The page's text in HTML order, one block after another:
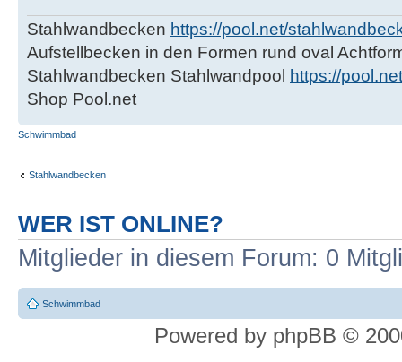
Stahlwandbecken https://pool.net/
Aufstellbecken in den Formen rund oval
Stahlwandbecken Stahlwandpool https://
Shop Pool.net
Schwimmbad
Stahlwandbecken
WER IST ONLINE?
Mitglieder in diesem Forum: 0
Schwimmbad
Powered by phpBB ©